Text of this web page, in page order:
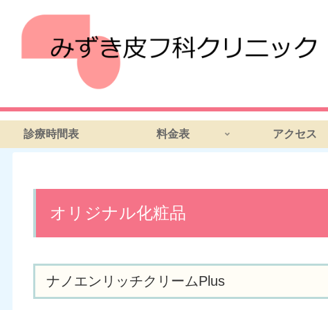
診療時間表 料金表 アクセス
オリジナル化粧品
ナノエンリッチクリームPlus